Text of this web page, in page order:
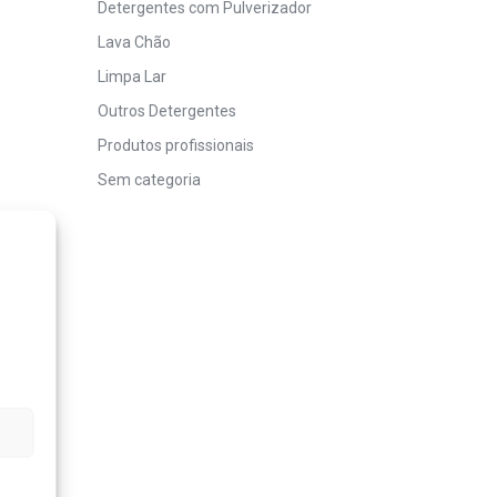
Detergentes com Pulverizador
Lava Chão
Limpa Lar
Outros Detergentes
Produtos profissionais
Sem categoria